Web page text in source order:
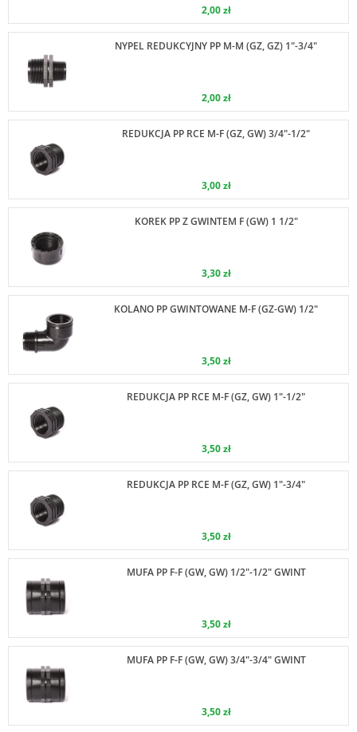
2,00 zł
NYPEL REDUKCYJNY PP M-M (GZ, GZ) 1"-3/4"
2,00 zł
REDUKCJA PP RCE M-F (GZ, GW) 3/4"-1/2"
3,00 zł
KOREK PP Z GWINTEM F (GW) 1 1/2"
3,30 zł
KOLANO PP GWINTOWANE M-F (GZ-GW) 1/2"
3,50 zł
REDUKCJA PP RCE M-F (GZ, GW) 1"-1/2"
3,50 zł
REDUKCJA PP RCE M-F (GZ, GW) 1"-3/4"
3,50 zł
MUFA PP F-F (GW, GW) 1/2"-1/2" GWINT
3,50 zł
MUFA PP F-F (GW, GW) 3/4"-3/4" GWINT
3,50 zł